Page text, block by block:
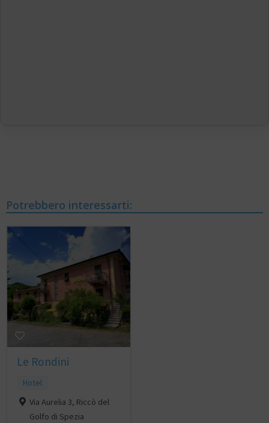
Potrebbero interessarti:
Le Rondini
Hotel
Via Aurelia 3, Riccò del
Golfo di Spezia